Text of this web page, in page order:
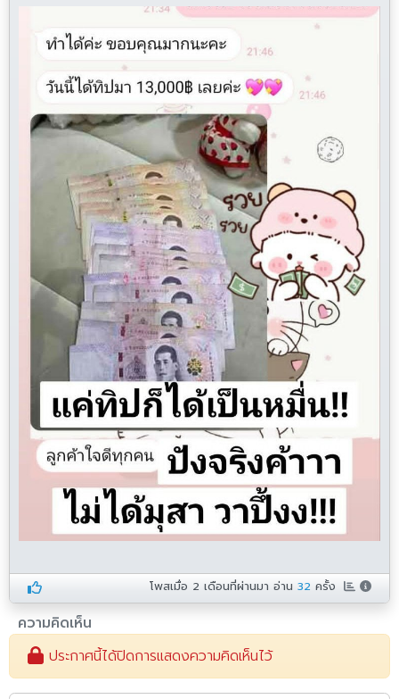
โพสเมื่อ 2 เดือนที่ผ่านมา อ่าน32 ครั้ง
ความคิดเห็น
ประกาศนี้ได้ปิดการแสดงความคิดเห็นไว้